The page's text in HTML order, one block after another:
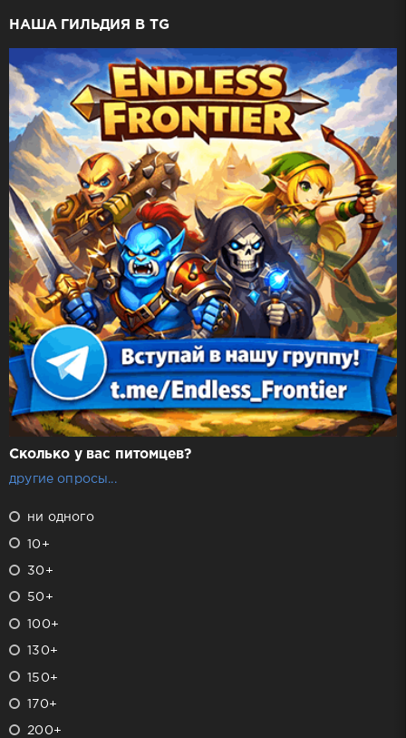
НАША ГИЛЬДИЯ В TG
Сколько у вас питомцев?
другие опросы...
ни одного
10+
30+
50+
100+
130+
150+
170+
200+